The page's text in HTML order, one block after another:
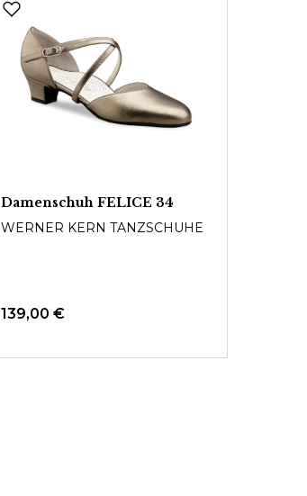
Damenschuh FELICE 34
WERNER KERN TANZSCHUHE
139,00 €